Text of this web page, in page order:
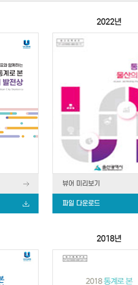
2022년
뷰어 미리보기
파일 다운로드
2018년